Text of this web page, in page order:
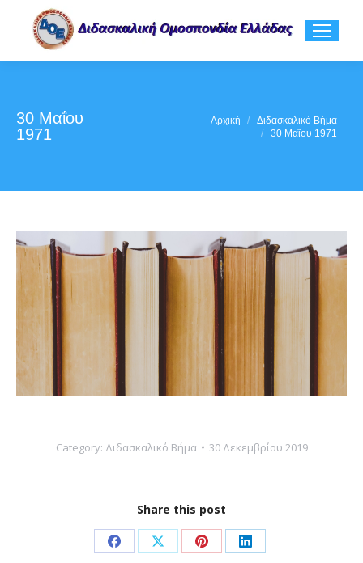
30 Μαΐου
1971
Αρχική
Διδασκαλικό Βήμα
30 Μαΐου 1971
Category: Διδασκαλικό Βήμα 30 Δεκεμβρίου 2019
Share this post
Share Share Share Share